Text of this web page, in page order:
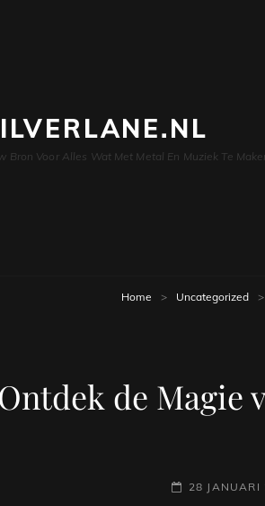
Bron Voor Alles Wat Met Metal En Muziek Te
Home > Uncategorized >
Ontdek de Magie
GEPLAATST
28 JANUARI